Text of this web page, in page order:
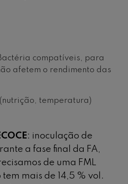
compatíveis, para
afetem o rendimento das
temperatura)
: inoculação de
a fase final da FA,
de uma FML
mais de 14,5 % vol.